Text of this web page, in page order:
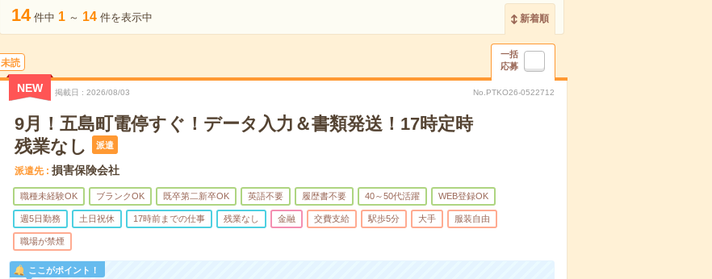
14 件中 1 ～ 14 件を表示中 新着順
未読
一括
応募
NEW 掲載日 2026/08/03 No.PTKO26-0522712
9月！五島町電停すぐ！データ入力＆書類発送！17時定時
残業なし
派遣
派遣先 損害保険会社
職種未経験OK ブランクOK 既卒第二新卒OK 英語不要 履歴書不要 40～50代活躍 WEB登録OK
週5日勤務 土日祝休 17時前までの仕事 残業なし 金融 交費支給 駅歩5分 大手 服装自由
職場が禁煙
ここがポイント！